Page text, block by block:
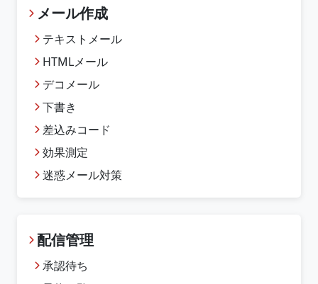
メール作成
テキストメール
HTMLメール
デコメール
下書き
差込みコード
効果測定
迷惑メール対策
配信管理
承認待ち